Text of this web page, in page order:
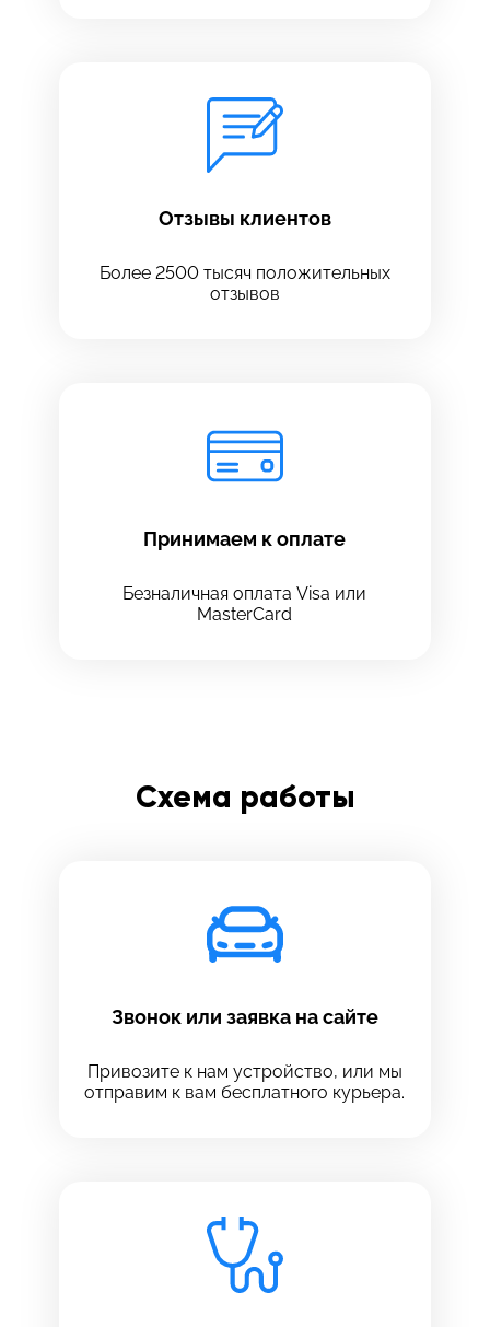
Отзывы клиентов
Более 2500 тысяч положительных
отзывов
Принимаем к оплате
Безналичная оплата Visa или
MasterCard
Схема работы
Звонок или заявка на сайте
Привозите к нам устройство, или мы
отправим к вам бесплатного курьера.
Выберите сервис
Выберите сервис